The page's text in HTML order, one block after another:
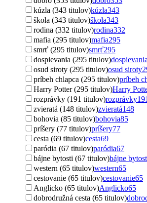
kúzla (343 titulov)kúzla343
škola (343 titulov)škola343
rodina (332 titulov)rodina332
mafia (295 titulov)mafia295
smrť (295 titulov)smrť295
dospievania (295 titulov)dospievania
osud siroty (295 titulov)osud siroty
príbeh chlapca (295 titulov)príbeh
Harry Potter (295 titulov)Harry
rozprávky (191 titulov)rozprávky191
zvieratá (148 titulov)zvieratá148
bohovia (85 titulov)bohovia85
príšery (77 titulov)príšery77
cesta (69 titulov)cesta69
paródia (67 titulov)paródia67
bájne bytosti (67 titulov)bájne
western (65 titulov)western65
cestovanie (65 titulov)cestovanie65
Anglicko (65 titulov)Anglicko65
dobrodružná cesta (65 titulov)